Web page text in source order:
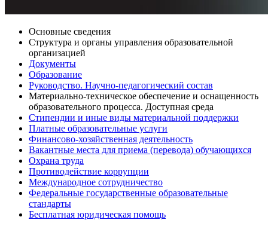
Основные сведения
Структура и органы управления образовательной
организацией
Документы
Образование
Руководство. Научно-педагогический состав
Материально-техническое обеспечение и оснащенность
образовательного процесса. Доступная среда
Стипендии и иные виды материальной поддержки
Платные образовательные услуги
Финансово-хозяйственная деятельность
Вакантные места для приема (перевода) обучающихся
Охрана труда
Противодействие коррупции
Международное сотрудничество
Федеральные государственные образовательные
стандарты
Бесплатная юридическая помощь